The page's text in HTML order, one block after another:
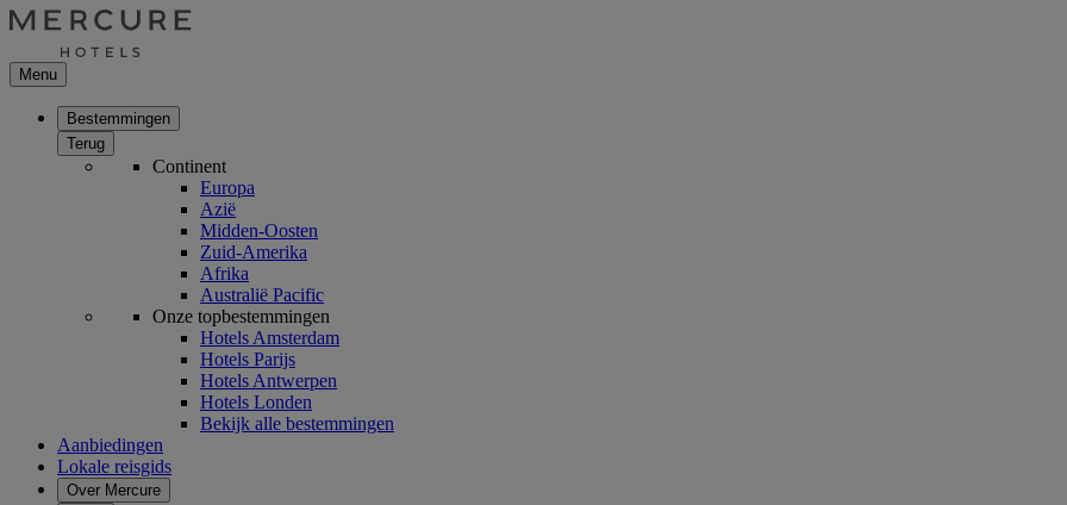
Menu
Bestemmingen
Terug
Continent
Europa
Azië
Midden-Oosten
Zuid-Amerika
Afrika
Australië Pacific
Onze topbestemmingen
Hotels Amsterdam
Hotels Parijs
Hotels Antwerpen
Hotels Londen
Bekijk alle bestemmingen
Aanbiedingen
Lokale reisgids
Over Mercure